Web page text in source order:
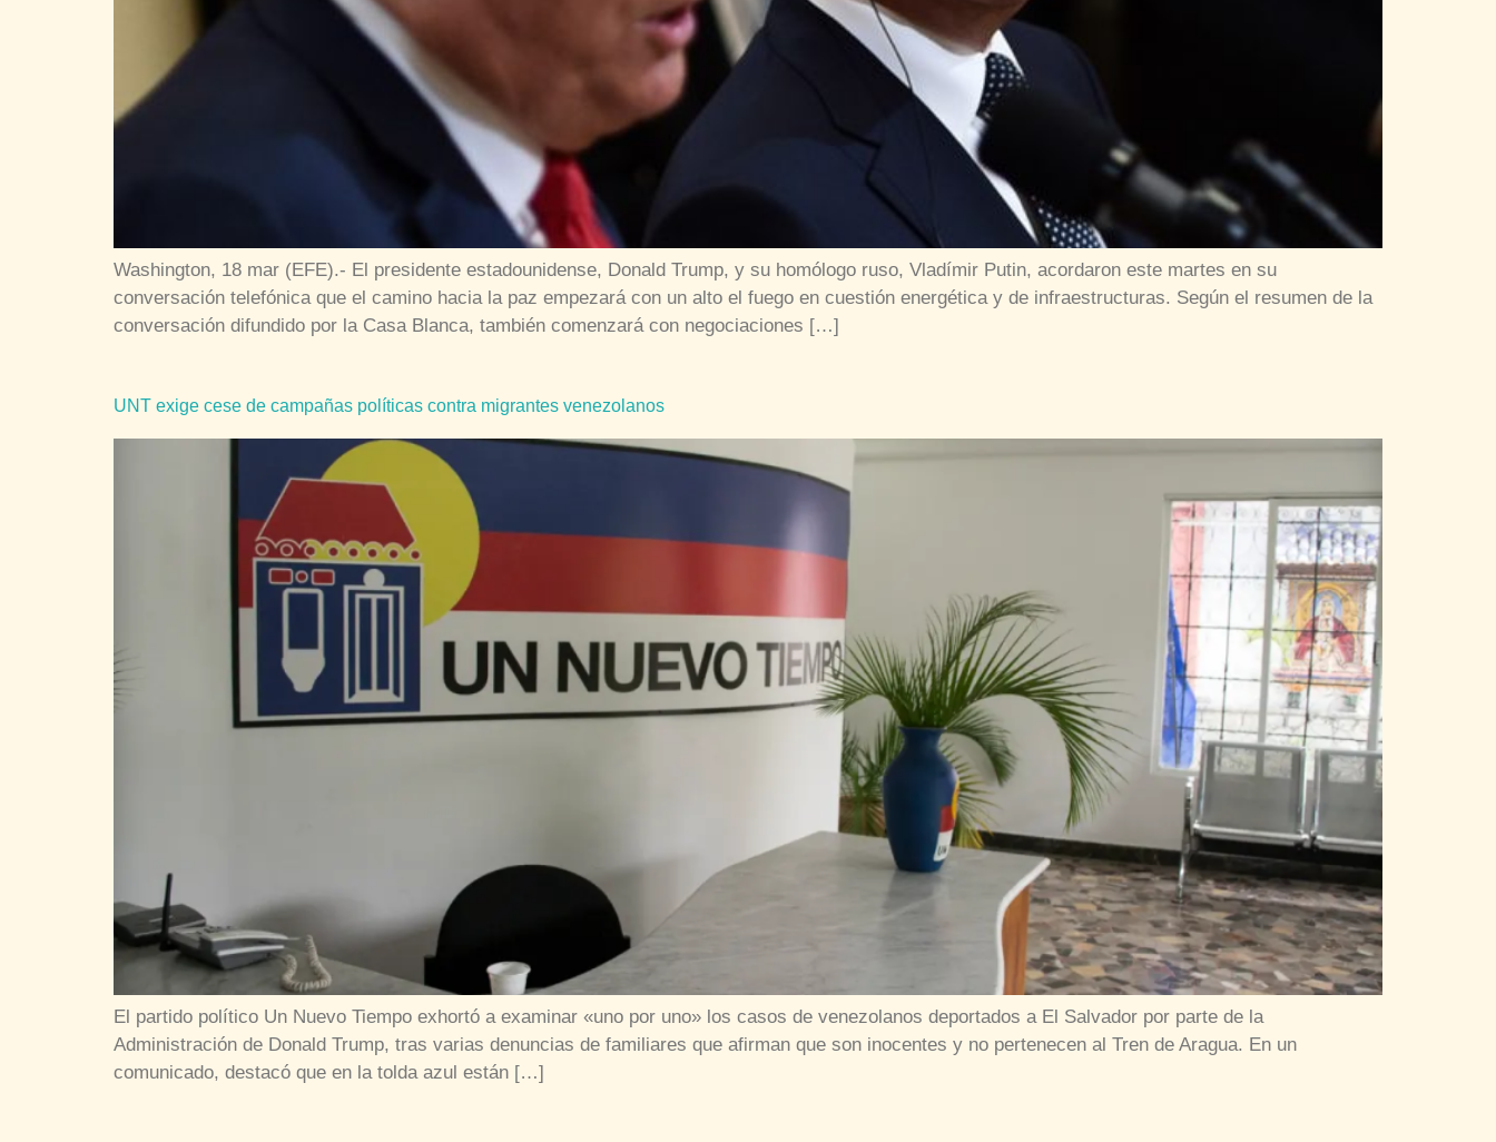
Washington, 18 mar (EFE).- El presidente estadounidense, Donald Trump, y su homólogo ruso, Vladímir Putin, acordaron este martes en su
conversación telefónica que el camino hacia la paz empezará con un alto el fuego en cuestión energética y de infraestructuras. Según el resumen de la
conversación difundido por la Casa Blanca, también comenzará con negociaciones […]
UNT exige cese de campañas políticas contra migrantes venezolanos
El partido político Un Nuevo Tiempo exhortó a examinar «uno por uno» los casos de venezolanos deportados a El Salvador por parte de la
Administración de Donald Trump, tras varias denuncias de familiares que afirman que son inocentes y no pertenecen al Tren de Aragua. En un
comunicado, destacó que en la tolda azul están […]